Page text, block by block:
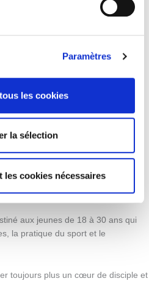
Paramètres
les cookies
la sélection
les cookies nécessaires
Bruche
aux jeunes de 18 à 30 ans qui
la pratique du sport et le
toujours plus un cœur de disciple et